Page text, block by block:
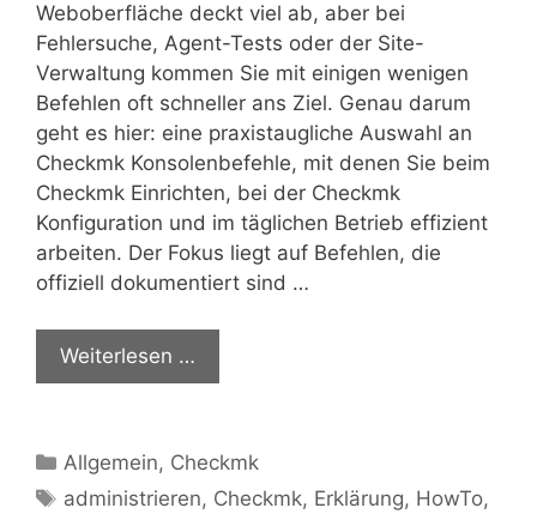
Weboberfläche deckt viel ab, aber bei
Fehlersuche, Agent-Tests oder der Site-
Verwaltung kommen Sie mit einigen wenigen
Befehlen oft schneller ans Ziel. Genau darum
geht es hier: eine praxistaugliche Auswahl an
Checkmk Konsolenbefehle, mit denen Sie beim
Checkmk Einrichten, bei der Checkmk
Konfiguration und im täglichen Betrieb effizient
arbeiten. Der Fokus liegt auf Befehlen, die
offiziell dokumentiert sind …
Weiterlesen …
Kategorien
Allgemein, Checkmk
Schlagwörter
administrieren, Checkmk, Erklärung, HowTo,